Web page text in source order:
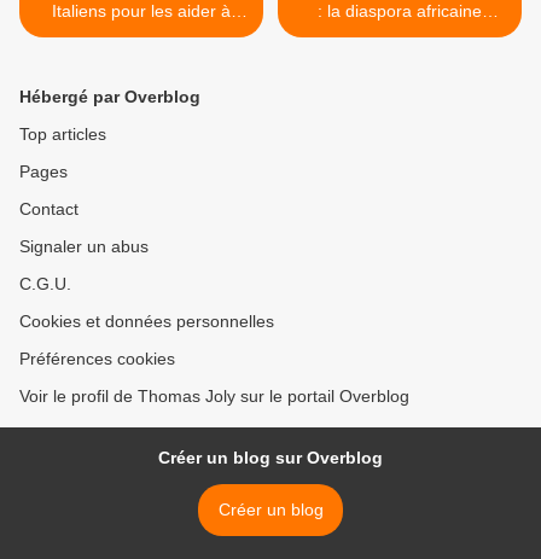
Italiens pour les aider à
faire des enfants, pas pour
: la diaspora africaine
envoie plus de 60 milliards
Hébergé par Overblog
Top articles
Pages
Contact
Signaler un abus
C.G.U.
Cookies et données personnelles
Préférences cookies
Voir le profil de Thomas Joly sur le portail Overblog
Créer un blog sur Overblog
Créer un blog